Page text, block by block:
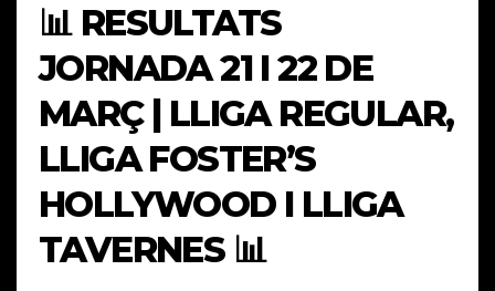
📊 RESULTATS
JORNADA 21 I 22 DE
MARÇ | LLIGA REGULAR,
LLIGA FOSTER’S
HOLLYWOOD I LLIGA
TAVERNES 📊